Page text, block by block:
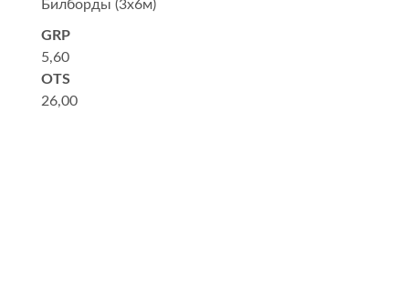
Билборды (3x6м)
GRP
5,60
OTS
26,00